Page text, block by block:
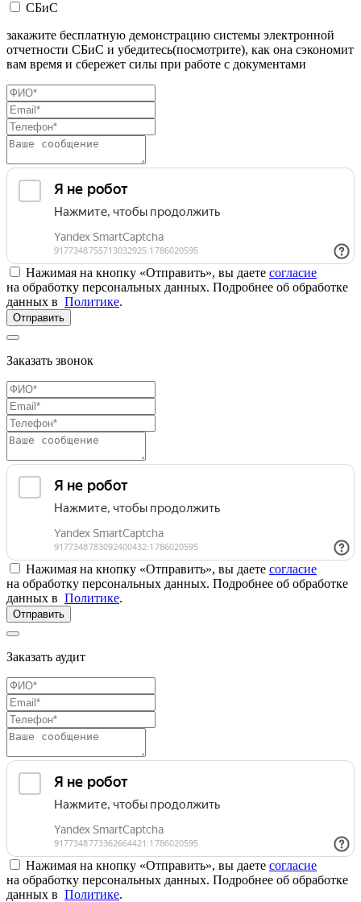
СБиС
закажите бесплатную демонстрацию системы электронной
отчетности СБиС и убедитесь(посмотрите), как она сэкономит
вам время и сбережет силы при работе с документами
Нажимая на кнопку «Отправить», вы даете согласие
на обработку персональных данных. Подробнее об обработке
данных в Политике.
Отправить
Заказать звонок
Нажимая на кнопку «Отправить», вы даете согласие
на обработку персональных данных. Подробнее об обработке
данных в Политике.
Отправить
Заказать аудит
Нажимая на кнопку «Отправить», вы даете согласие
на обработку персональных данных. Подробнее об обработке
данных в Политике.